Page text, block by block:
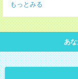
もっとみる
あ